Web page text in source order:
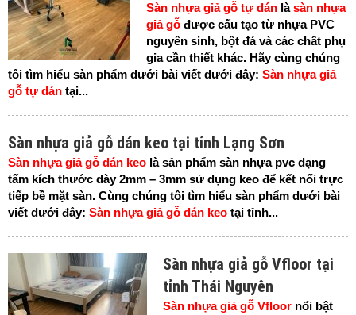
Sàn nhựa giả gỗ tự dán làsàn nhựa
giả gỗ được cấu tạo từ nhựa PVC
nguyên sinh, bột đá và các chất phụ
gia cần thiết khác. Hãy cùng chúng
tôi tìm hiểu sàn phẩm dưới bài viết dưới đây: Sàn nhựa giả
gỗ tự dán tại...
Sàn nhựa giả gỗ dán keo tại tỉnh Lạng Sơn
Sàn nhựa giả gỗ dán keo là sản phẩm sàn nhựa pvc dạng
tấm kích thước dày 2mm – 3mm sử dụng keo để kết nối trực
tiếp bề mặt sàn. Cùng chúng tôi tìm hiểu sàn phẩm dưới bài
viết dưới đây: Sàn nhựa giả gỗ dán keo tại tỉnh...
Sàn nhựa giả gỗ Vfloor tại
tỉnh Thái Nguyên
Sàn nhựa giả gỗ Vfloor nổi bật